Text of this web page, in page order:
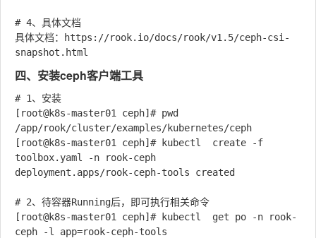
# 4、具体文档
具体文档：https://rook.io/docs/rook/v1.5/ceph-csi-
四、安装ceph客户端工具
# 1、安装
[root@k8s-master01 ceph]# pwd
/app/rook/cluster/examples/kubernetes/ceph
[root@k8s-master01 ceph]# kubectl  create -f
toolbox.yaml -n rook-ceph
deployment.apps/rook-ceph-tools created
# 2、待容器Running后，即可执行相关命令
[root@k8s-master01 ceph]# kubectl  get po -n rook-
ceph -l app=rook-ceph-tools